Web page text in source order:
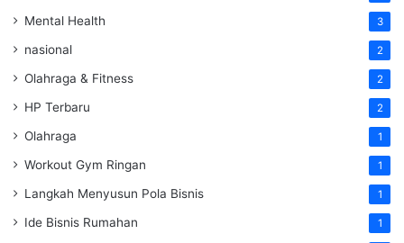
Mental Health 3
nasional 2
Olahraga & Fitness 2
HP Terbaru 2
Olahraga 1
Workout Gym Ringan 1
Langkah Menyusun Pola Bisnis 1
Ide Bisnis Rumahan 1